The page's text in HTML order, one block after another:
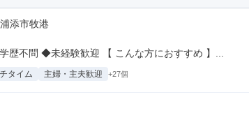
添市牧港
歴不問 ◆未経験歓迎 【 こんな方におすすめ 】...
タイム 主婦・主夫歓迎 +27個